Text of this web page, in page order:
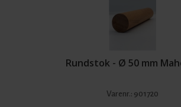
Rundstok - Ø 50 mm
Varenr.: 901720